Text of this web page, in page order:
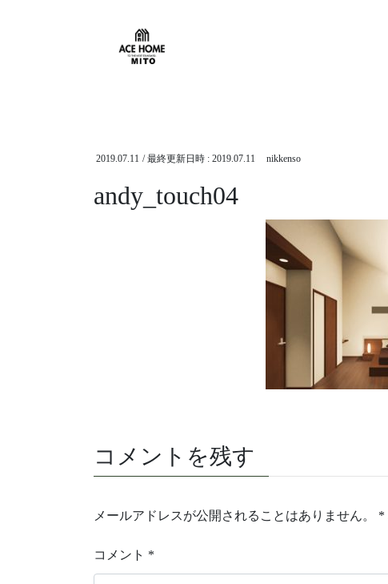
2019.07.11 / 最終更新日時 : 2019.07.11 nikkenso
andy_touch04
コメントを残す
メールアドレスが公開されることはありません。 *
コメント *